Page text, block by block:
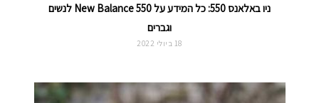
ניו באלאנס 550: כל המידע על New Balance 550 לנשים
וגברים
18 ביולי 2022